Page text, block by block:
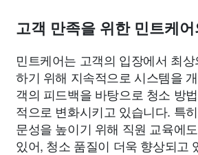
고객 만족을 위한 민트케어
민트케어는 고객의 입장에서 최
하기 위해 지속적으로 시스템을
객의 피드백을 바탕으로 청소 방
적으로 변화시키고 있습니다. 특
문성을 높이기 위해 직원 교육에
있어, 청소 품질이 더욱 향상되고